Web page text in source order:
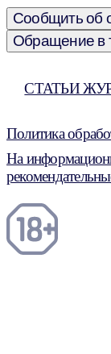
Сообщить об
Обращение в
СТАТЬИ
Политика
На